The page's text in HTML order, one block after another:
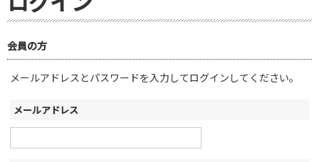
会員の方
メールアドレスとパスワードを入力してログインしてください。
メールアドレス